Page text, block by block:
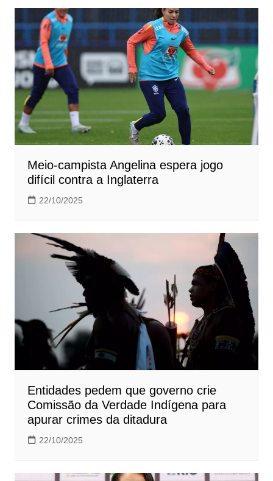
Meio-campista Angelina espera jogo
difícil contra a Inglaterra
22/10/2025
Entidades pedem que governo crie
Comissão da Verdade Indígena para
apurar crimes da ditadura
22/10/2025